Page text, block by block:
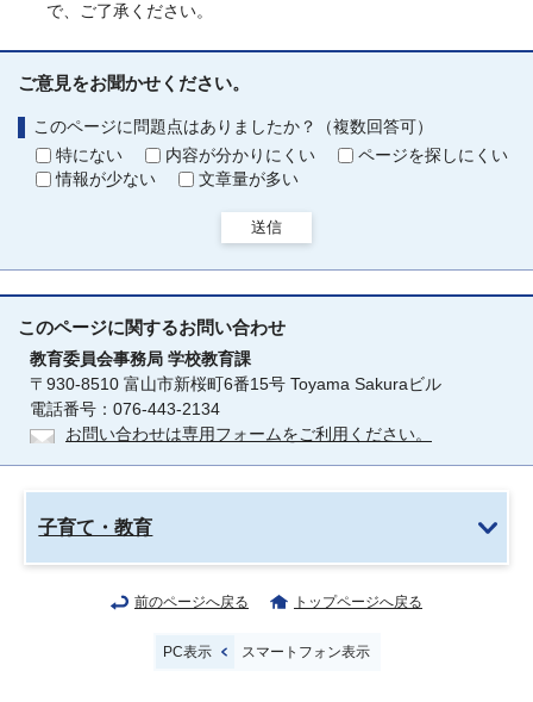
で、ご了承ください。
ご意見をお聞かせください。
このページに問題点はありましたか？（複数回答可）
特にない
内容が分かりにくい
ページを探しにくい
情報が少ない
文章量が多い
送信
このページに関するお問い合わせ
教育委員会事務局 学校教育課
〒930-8510 富山市新桜町6番15号 Toyama Sakuraビル
電話番号：076-443-2134
お問い合わせは専用フォームをご利用ください。
子育て・教育
前のページへ戻る トップページへ戻る
PC表示 スマートフォン表示